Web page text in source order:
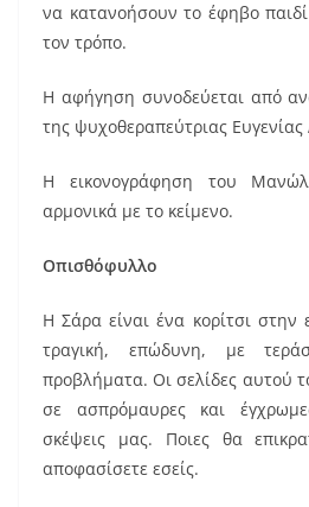
να κατανοήσουν το έφηβο
τον τρόπο.
Η αφήγηση συνοδεύεται από
της ψυχοθεραπεύτριας
Η εικονογράφηση του
αρμονικά με το κείμενο.
Οπισθόφυλλο
Η Σάρα είναι ένα κορίτσι
τραγική, επώδυνη, με
προβλήματα. Οι σελίδες αυτού
σε ασπρόμαυρες και
σκέψεις μας. Ποιες θα
αποφασίσετε εσείς.